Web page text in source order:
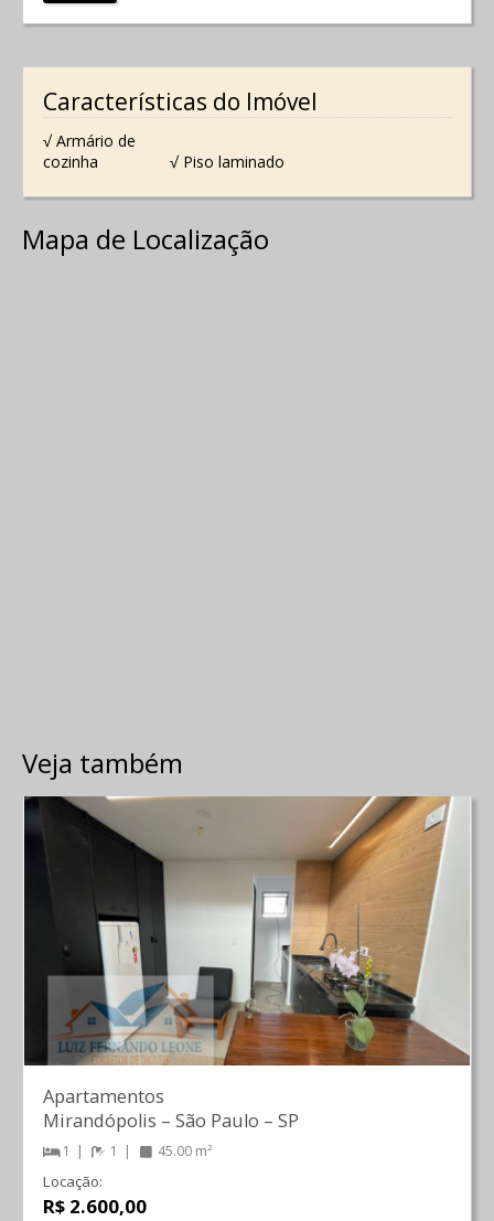
Características do Imóvel
√ Armário de
cozinha
√ Piso laminado
Mapa de Localização
Veja também
Apartamentos
Mirandópolis – São Paulo – SP
1 1 45.00 m²
Locação:
R$ 2.600,00